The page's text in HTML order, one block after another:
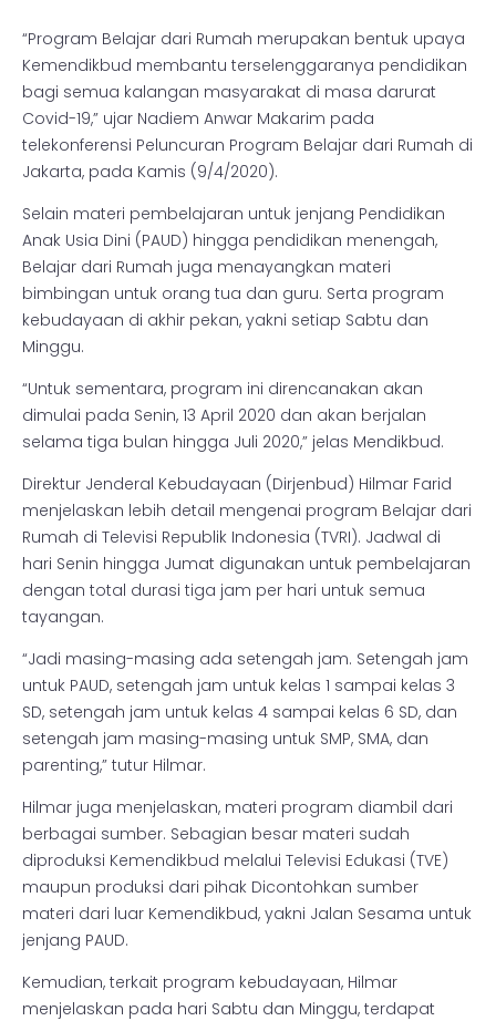
“Program Belajar dari Rumah merupakan bentuk upaya
Kemendikbud membantu terselenggaranya pendidikan
bagi semua kalangan masyarakat di masa darurat
Covid-19,” ujar Nadiem Anwar Makarim pada
telekonferensi Peluncuran Program Belajar dari Rumah di
Jakarta, pada Kamis (9/4/2020).
Selain materi pembelajaran untuk jenjang Pendidikan
Anak Usia Dini (PAUD) hingga pendidikan menengah,
Belajar dari Rumah juga menayangkan materi
bimbingan untuk orang tua dan guru. Serta program
kebudayaan di akhir pekan, yakni setiap Sabtu dan
Minggu.
“Untuk sementara, program ini direncanakan akan
dimulai pada Senin, 13 April 2020 dan akan berjalan
selama tiga bulan hingga Juli 2020,” jelas Mendikbud.
Direktur Jenderal Kebudayaan (Dirjenbud) Hilmar Farid
menjelaskan lebih detail mengenai program Belajar dari
Rumah di Televisi Republik Indonesia (TVRI). Jadwal di
hari Senin hingga Jumat digunakan untuk pembelajaran
dengan total durasi tiga jam per hari untuk semua
tayangan.
“Jadi masing-masing ada setengah jam. Setengah jam
untuk PAUD, setengah jam untuk kelas 1 sampai kelas 3
SD, setengah jam untuk kelas 4 sampai kelas 6 SD, dan
setengah jam masing-masing untuk SMP, SMA, dan
parenting,” tutur Hilmar.
Hilmar juga menjelaskan, materi program diambil dari
berbagai sumber. Sebagian besar materi sudah
diproduksi Kemendikbud melalui Televisi Edukasi (TVE)
maupun produksi dari pihak Dicontohkan sumber
materi dari luar Kemendikbud, yakni Jalan Sesama untuk
jenjang PAUD.
Kemudian, terkait program kebudayaan, Hilmar
menjelaskan pada hari Sabtu dan Minggu, terdapat